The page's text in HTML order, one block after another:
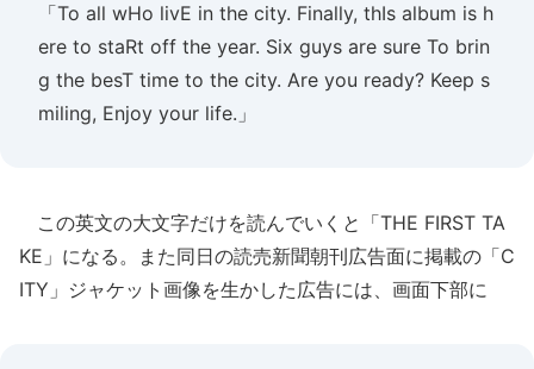
「To all wHo livE in the city. Finally, thIs album is h
ere to staRt off the year. Six guys are sure To brin
g the besT time to the city. Are you ready? Keep s
miling, Enjoy your life.」
この英文の大文字だけを読んでいくと「THE FIRST TA
KE」になる。また同日の読売新聞朝刊広告面に掲載の「C
ITY」ジャケット画像を生かした広告には、画面下部に